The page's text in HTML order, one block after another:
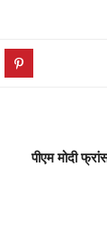
पीएम मोदी